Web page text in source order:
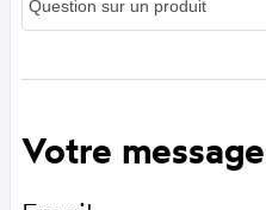
Votre message